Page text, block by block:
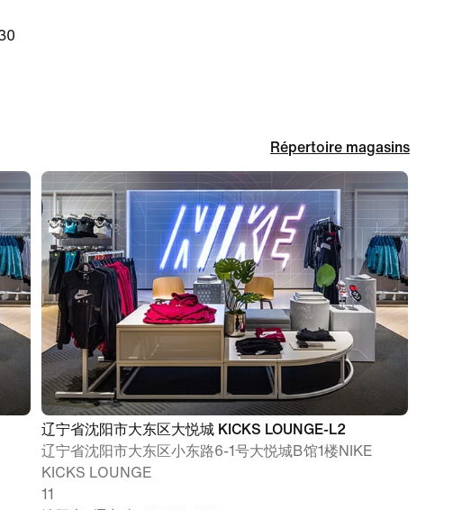
Répertoire magasins
辽宁省沈阳市大东区大悦城 KICKS LOUNGE-L2
辽宁省沈阳市大东区小东路6-1号大悦城B馆1楼NIKE
KICKS LOUNGE
11